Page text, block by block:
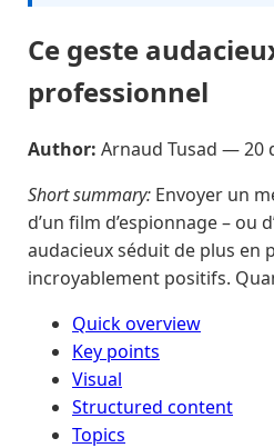
Ce geste
professionnel
Author: Arnaud Tusad —20
Short summary: Envoyer un
d’un film d’espionnage –
audacieux séduit de plus en
incroyablement positifs.
Quick overview
Key points
Visual
Structured content
Topics